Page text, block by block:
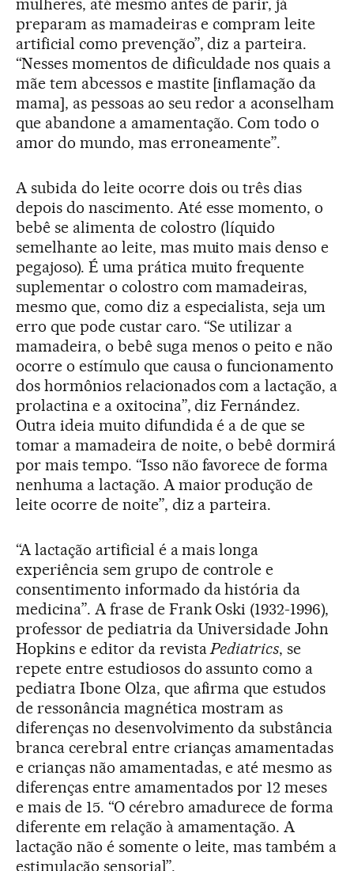
mulheres, até mesmo antes de parir, já
preparam as mamadeiras e compram leite
artificial como prevenção”, diz a parteira.
“Nesses momentos de dificuldade nos quais a
mãe tem abcessos e mastite [inflamação da
mama], as pessoas ao seu redor a aconselham
que abandone a amamentação. Com todo o
amor do mundo, mas erroneamente”.
A subida do leite ocorre dois ou três dias
depois do nascimento. Até esse momento, o
bebê se alimenta de colostro (líquido
semelhante ao leite, mas muito mais denso e
pegajoso). É uma prática muito frequente
suplementar o colostro com mamadeiras,
mesmo que, como diz a especialista, seja um
erro que pode custar caro. “Se utilizar a
mamadeira, o bebê suga menos o peito e não
ocorre o estímulo que causa o funcionamento
dos hormônios relacionados com a lactação, a
prolactina e a oxitocina”, diz Fernández.
Outra ideia muito difundida é a de que se
tomar a mamadeira de noite, o bebê dormirá
por mais tempo. “Isso não favorece de forma
nenhuma a lactação. A maior produção de
leite ocorre de noite”, diz a parteira.
“A lactação artificial é a mais longa
experiência sem grupo de controle e
consentimento informado da história da
medicina”. A frase de Frank Oski (1932-1996),
professor de pediatria da Universidade John
Hopkins e editor da revistaPediatrics, se
repete entre estudiosos do assunto como a
pediatra Ibone Olza, que afirma que estudos
de ressonância magnética mostram as
diferenças no desenvolvimento da substância
branca cerebral entre crianças amamentadas
e crianças não amamentadas, e até mesmo as
diferenças entre amamentados por 12 meses
e mais de 15. “O cérebro amadurece de forma
diferente em relação à amamentação. A
lactação não é somente o leite, mas também a
estimulação sensorial”.